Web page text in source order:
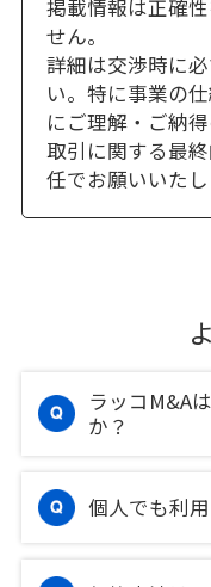
掲載情報は正確
せん。
詳細は交渉時に
い。特に事業の
にご理解・ご納
取引に関する最
任でお願いいたし
ラッコM&A
か？
個人でも利